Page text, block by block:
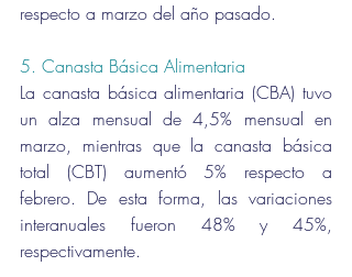
respecto a marzo del año pasado.
5. Canasta Básica Alimentaria
La canasta básica alimentaria (CBA) tuvo
un alza mensual de 4,5% mensual en
marzo, mientras que la canasta básica
total (CBT) aumentó 5% respecto a
febrero. De esta forma, las variaciones
interanuales fueron 48% y 45%,
respectivamente.